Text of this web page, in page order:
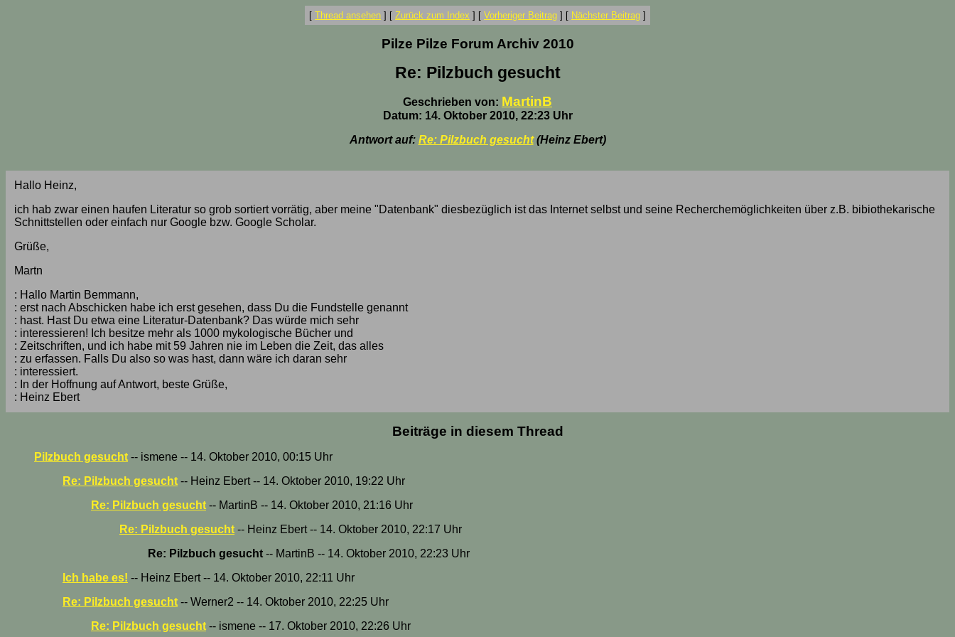
[ Thread ansehen ] [ Zurück zum Index ] [ Vorheriger Beitrag ] [ Nächster Beitrag ]
Pilze Pilze Forum Archiv 2010
Re: Pilzbuch gesucht
Geschrieben von: MartinB
Datum: 14. Oktober 2010, 22:23 Uhr
Antwort auf: Re: Pilzbuch gesucht(Heinz Ebert)
Hallo Heinz,
ich hab zwar einen haufen Literatur so grob sortiert vorrätig, aber meine "Datenbank" diesbezüglich ist das Internet selbst und seine Recherchemöglichkeiten über z.B. bibiothekarische
Schnittstellen oder einfach nur Google bzw. Google Scholar.
Grüße,
Martn
: Hallo Martin Bemmann,
: erst nach Abschicken habe ich erst gesehen, dass Du die Fundstelle genannt
: hast. Hast Du etwa eine Literatur-Datenbank? Das würde mich sehr
: interessieren! Ich besitze mehr als 1000 mykologische Bücher und
: Zeitschriften, und ich habe mit 59 Jahren nie im Leben die Zeit, das alles
: zu erfassen. Falls Du also so was hast, dann wäre ich daran sehr
: interessiert.
: In der Hoffnung auf Antwort, beste Grüße,
: Heinz Ebert
Beiträge in diesem Thread
Pilzbuch gesucht -- ismene -- 14. Oktober 2010, 00:15 Uhr
Re: Pilzbuch gesucht -- Heinz Ebert -- 14. Oktober 2010, 19:22 Uhr
Re: Pilzbuch gesucht -- MartinB -- 14. Oktober 2010, 21:16 Uhr
Re: Pilzbuch gesucht -- Heinz Ebert -- 14. Oktober 2010, 22:17 Uhr
Re: Pilzbuch gesucht -- MartinB -- 14. Oktober 2010, 22:23 Uhr
Ich habe es! -- Heinz Ebert -- 14. Oktober 2010, 22:11 Uhr
Re: Pilzbuch gesucht -- Werner2 -- 14. Oktober 2010, 22:25 Uhr
Re: Pilzbuch gesucht -- ismene -- 17. Oktober 2010, 22:26 Uhr